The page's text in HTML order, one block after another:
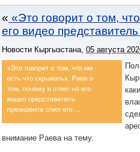
«Это говорит о том,
его видео
Новости Кыргызстана, 05 августа
внимание Раева на тему.